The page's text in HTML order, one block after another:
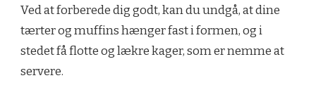
Ved at forberede dig godt, kan du undgå, at dine
tærter og muffins hænger fast i formen, og i
stedet få flotte og lækre kager, som er nemme at
servere.